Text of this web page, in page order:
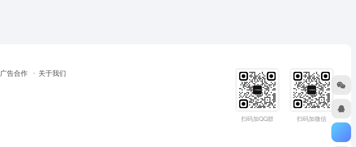
广告合作 关于我们
扫码加QQ群 扫码加微信